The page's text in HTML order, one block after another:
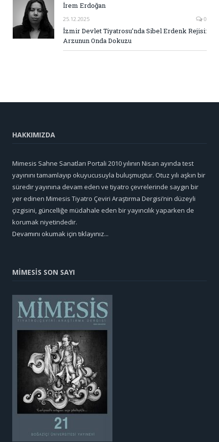
İrem Erdoğan
25.12.2025 0
İzmir Devlet Tiyatrosu’nda Sibel Erdenk Rejisi:
Arzunun Onda Dokuzu
HAKKIMIZDA
Mimesis Sahne Sanatları Portali 2010 yılının Nisan ayında test
yayınını tamamlayıp okuyucusuyla buluşmuştur. Otuz yılı aşkın bir
süredir yayınına devam eden ve tiyatro çevrelerinde saygın bir
yer edinen Mimesis Tiyatro Çeviri Araştırma Dergisi’nin düzeyli
çizgisini, güncelliğe müdahale eden bir yayıncılık yaparken de
korumak niyetindedir.
Devamını okumak için tıklayınız...
MİMESİS SON SAYI